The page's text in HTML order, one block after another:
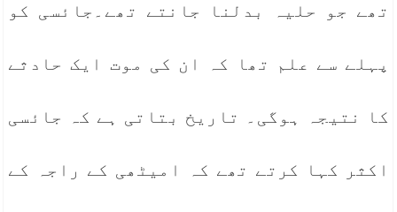
تھے جو حلیہ بدلنا جانتے تھے۔جائسی کو
پہلے سے علم تھا کہ ان کی موت ایک حادثے
کا نتیجہ ہوگی۔ تاریخ بتاتی ہے کہ جائسی
اکثر کہا کرتے تھے کہ امیٹھی کے راجہ کے